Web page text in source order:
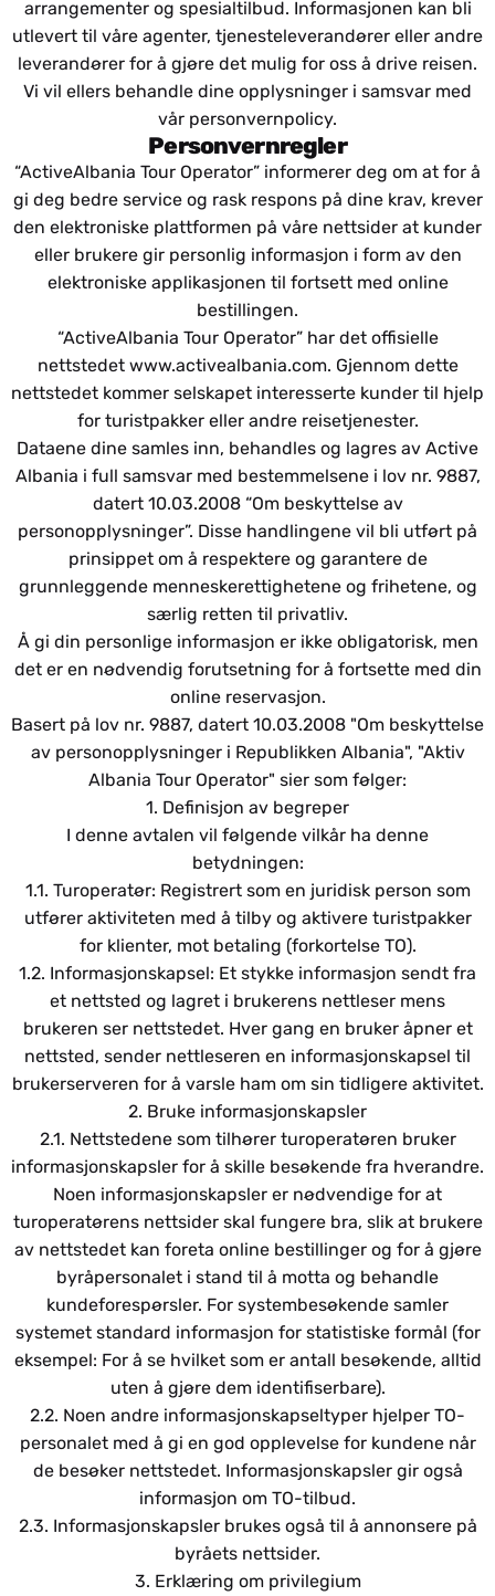
arrangementer og spesialtilbud. Informasjonen kan bli
utlevert til våre agenter, tjenesteleverandører eller andre
leverandører for å gjøre det mulig for oss å drive reisen.
Vi vil ellers behandle dine opplysninger i samsvar med
vår personvernpolicy.
Personvernregler
“ActiveAlbania Tour Operator” informerer deg om at for å
gi deg bedre service og rask respons på dine krav, krever
den elektroniske plattformen på våre nettsider at kunder
eller brukere gir personlig informasjon i form av den
elektroniske applikasjonen til fortsett med online
bestillingen.
“ActiveAlbania Tour Operator” har det offisielle
nettstedet www.activealbania.com. Gjennom dette
nettstedet kommer selskapet interesserte kunder til hjelp
for turistpakker eller andre reisetjenester.
Dataene dine samles inn, behandles og lagres av Active
Albania i full samsvar med bestemmelsene i lov nr. 9887,
datert 10.03.2008 “Om beskyttelse av
personopplysninger”. Disse handlingene vil bli utført på
prinsippet om å respektere og garantere de
grunnleggende menneskerettighetene og frihetene, og
særlig retten til privatliv.
Å gi din personlige informasjon er ikke obligatorisk, men
det er en nødvendig forutsetning for å fortsette med din
online reservasjon.
Basert på lov nr. 9887, datert 10.03.2008 "Om beskyttelse
av personopplysninger i Republikken Albania", "Aktiv
Albania Tour Operator" sier som følger:
1. Definisjon av begreper
I denne avtalen vil følgende vilkår ha denne
betydningen:
1.1. Turoperatør: Registrert som en juridisk person som
utfører aktiviteten med å tilby og aktivere turistpakker
for klienter, mot betaling (forkortelse TO).
1.2. Informasjonskapsel: Et stykke informasjon sendt fra
et nettsted og lagret i brukerens nettleser mens
brukeren ser nettstedet. Hver gang en bruker åpner et
nettsted, sender nettleseren en informasjonskapsel til
brukerserveren for å varsle ham om sin tidligere aktivitet.
2. Bruke informasjonskapsler
2.1. Nettstedene som tilhører turoperatøren bruker
informasjonskapsler for å skille besøkende fra hverandre.
Noen informasjonskapsler er nødvendige for at
turoperatørens nettsider skal fungere bra, slik at brukere
av nettstedet kan foreta online bestillinger og for å gjøre
byråpersonalet i stand til å motta og behandle
kundeforespørsler. For systembesøkende samler
systemet standard informasjon for statistiske formål (for
eksempel: For å se hvilket som er antall besøkende, alltid
uten å gjøre dem identifiserbare).
2.2. Noen andre informasjonskapseltyper hjelper TO-
personalet med å gi en god opplevelse for kundene når
de besøker nettstedet. Informasjonskapsler gir også
informasjon om TO-tilbud.
2.3. Informasjonskapsler brukes også til å annonsere på
byråets nettsider.
3. Erklæring om privilegium